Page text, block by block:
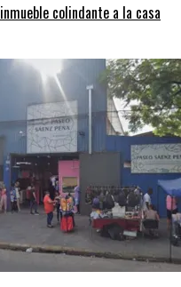
colindante a la casa